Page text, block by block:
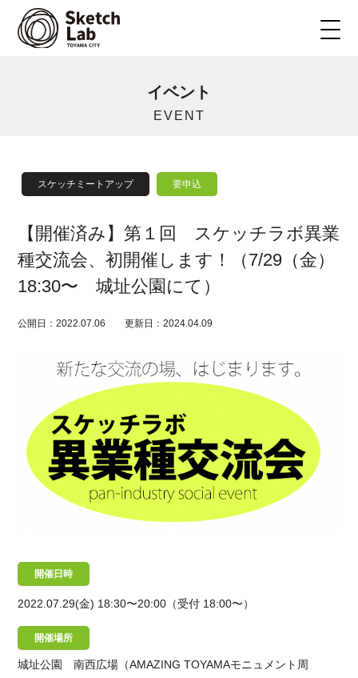
イベント
EVENT
【開催済み】第１回 スケッチラボ異業
種交流会、初開催します！（7/29（金）
18:30〜 城址公園にて）
公開日：2022.07.06 更新日：2024.04.09
スケッチミートアップ 要申込
開催日時
2022.07.29(金) 18:30〜20:00（受付 18:00〜）
開催場所
城址公園 南西広場（AMAZING TOYAMAモニュメント周